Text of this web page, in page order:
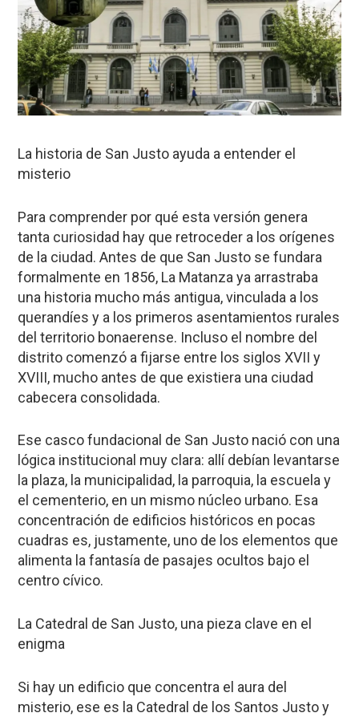
La historia de San Justo ayuda a entender el
misterio
Para comprender por qué esta versión genera
tanta curiosidad hay que retroceder a los orígenes
de la ciudad. Antes de que San Justo se fundara
formalmente en 1856, La Matanza ya arrastraba
una historia mucho más antigua, vinculada a los
querandíes y a los primeros asentamientos rurales
del territorio bonaerense. Incluso el nombre del
distrito comenzó a fijarse entre los siglos XVII y
XVIII, mucho antes de que existiera una ciudad
cabecera consolidada.
Ese casco fundacional de San Justo nació con una
lógica institucional muy clara: allí debían levantarse
la plaza, la municipalidad, la parroquia, la escuelay
el cementerio, en un mismo núcleo urbano. Esa
concentración de edificios históricos en pocas
cuadras es, justamente, uno de los elementos que
alimenta la fantasía de pasajes ocultos bajo el
centro cívico.
La Catedral de San Justo, una pieza clave en el
enigma
Si hay un edificio que concentra el aura del
misterio, ese es la Catedral de los Santos Justo y